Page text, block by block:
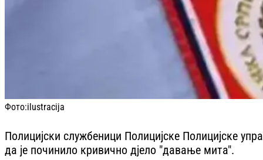
Фото:ilustracija
Полицијски службеници Полицијске Полицијске
да је починило кривично дјело "давање мита".